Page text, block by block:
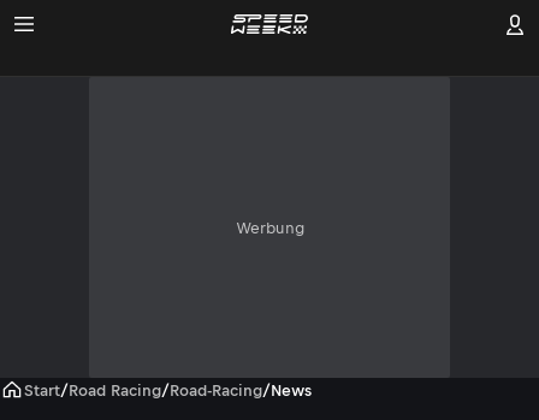
Werbung
Start/Road Racing/Road-Racing/News